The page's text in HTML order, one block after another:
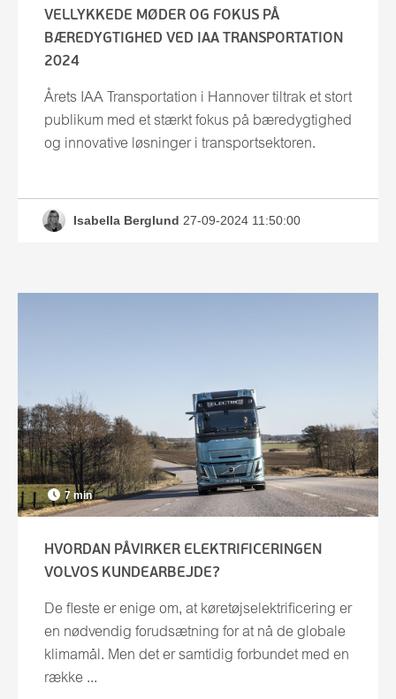
VELLYKKEDE MØDER OG FOKUS PÅ
BÆREDYGTIGHED VED IAA TRANSPORTATION
2024
Årets IAA Transportation i Hannover tiltrak et stort
publikum med et stærkt fokus på bæredygtighed
og innovative løsninger i transportsektoren.
Isabella Berglund 27-09-2024 11:50:00
7 min
HVORDAN PÅVIRKER ELEKTRIFICERINGEN
VOLVOS KUNDEARBEJDE?
De fleste er enige om, at køretøjselektrificering er
en nødvendig forudsætning for at nå de globale
klimamål. Men det er samtidig forbundet med en
række ...